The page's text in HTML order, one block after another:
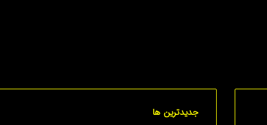
جدیدترین ها